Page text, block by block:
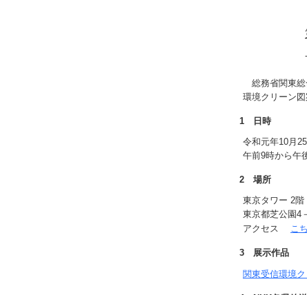
総務省関東総
環境クリーン
1 日時
令和元年10月
午前9時から午
2 場所
東京タワー 2階
東京都芝公園4
アクセス こ
3 展示作品
関東受信環境